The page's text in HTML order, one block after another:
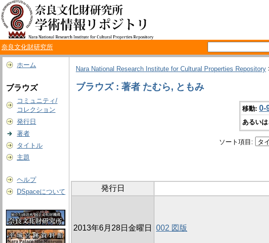
奈良文化財研究所
ホーム
ブラウズ
コミュニティ/
コレクション
発行日
著者
タイトル
主題
ヘルプ
DSpaceについて
Nara National Research Institute for Cultural Properties Repository
ブラウズ : 著者 たむら, ともみ
移動: 0-
あるい
ソート項目:
発行日
2013年6月28日金曜日 002 図版